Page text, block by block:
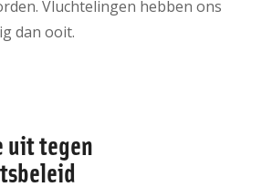
Vluchtelingen hebben ons
dan ooit.
uit tegen